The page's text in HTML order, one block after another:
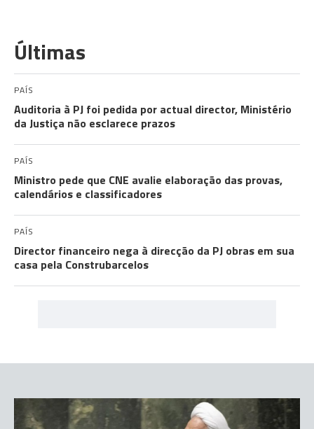
Últimas
PAÍS
Auditoria à PJ foi pedida por actual director, Ministério
da Justiça não esclarece prazos
PAÍS
Ministro pede que CNE avalie elaboração das provas,
calendários e classificadores
PAÍS
Director financeiro nega à direcção da PJ obras em sua
casa pela Construbarcelos